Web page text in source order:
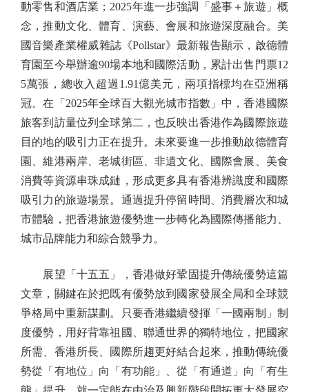
動零售和酒店業；2025年進一步強調「盛事＋旅遊」概
念，推動文化、體育、演藝、會展和旅遊深度融合。美
國音樂產業權威雜誌《Pollstar》最新報告顯示，啟德體
育園至今舉辦逾90場本地和國際活動，累計出售門票12
5萬張，總收入超過1.91億美元，兩項指標均在亞洲稱
冠。在「2025年全球百大觀光城市指數」中，香港國際
旅客到訪量位列全球第二，也反映出香港作為國際旅遊
目的地的吸引力正在提升。未來要進一步推動啟德體育
園、維港兩岸、老城街區、非遺文化、國際會展、美食
消費等資源串珠成鏈，形成更多具有香港辨識度和國際
吸引力的旅遊場景。通過提升停留時間、消費層次和城
市體驗，把香港旅遊優勢進一步轉化為國際傳播能力、
城市品牌能力和綜合競爭力。
展望「十五五」，香港做好鞏固提升傳統優勢這篇
文章，關鍵在於把既有優勢放到國家發展全局和全球競
爭格局中重新謀劃。只要香港繼續發揮「一國兩制」制
度優勢，用好背靠祖國、聯通世界的獨特地位，把國家
所需、香港所長、國際所趨更好結合起來，推動傳統優
勢從「有地位」向「有功能」、從「有通道」向「有生